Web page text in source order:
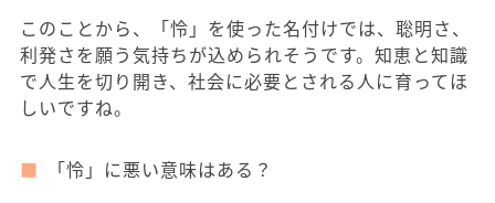
このことから、「怜」を使った名付けでは、聡明さ、
利発さを願う気持ちが込められそうです。知恵と知識
で人生を切り開き、社会に必要とされる人に育ってほ
しいですね。
「怜」に悪い意味はある？